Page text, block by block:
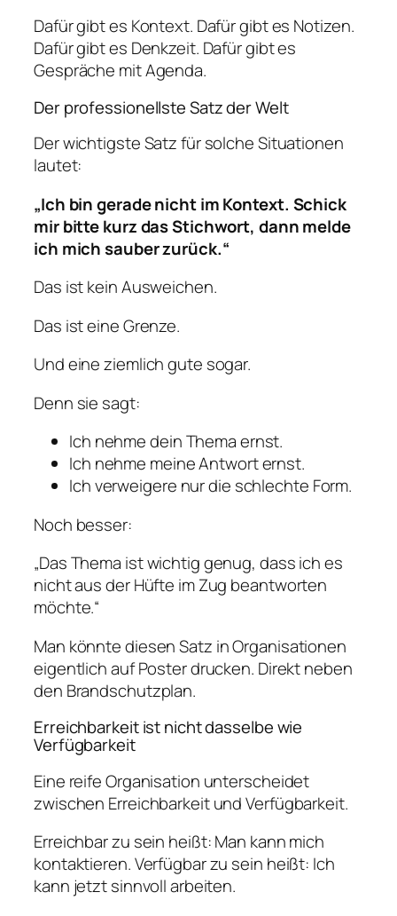
Dafür gibt es Kontext. Dafür gibt es Notizen.
Dafür gibt es Denkzeit. Dafür gibt es
Gespräche mit Agenda.
Der professionellste Satz der Welt
Der wichtigste Satz für solche Situationen
lautet:
„Ich bin gerade nicht im Kontext. Schick
mir bitte kurz das Stichwort, dann melde
ich mich sauber zurück.“
Das ist kein Ausweichen.
Das ist eine Grenze.
Und eine ziemlich gute sogar.
Denn sie sagt:
Ich nehme dein Thema ernst.
Ich nehme meine Antwort ernst.
Ich verweigere nur die schlechte Form.
Noch besser:
„Das Thema ist wichtig genug, dass ich es
nicht aus der Hüfte im Zug beantworten
möchte.“
Man könnte diesen Satz in Organisationen
eigentlich auf Poster drucken. Direkt neben
den Brandschutzplan.
Erreichbarkeit ist nicht dasselbe wie
Verfügbarkeit
Eine reife Organisation unterscheidet
zwischen Erreichbarkeit und Verfügbarkeit.
Erreichbar zu sein heißt: Man kann mich
kontaktieren. Verfügbar zu sein heißt: Ich
kann jetzt sinnvoll arbeiten.